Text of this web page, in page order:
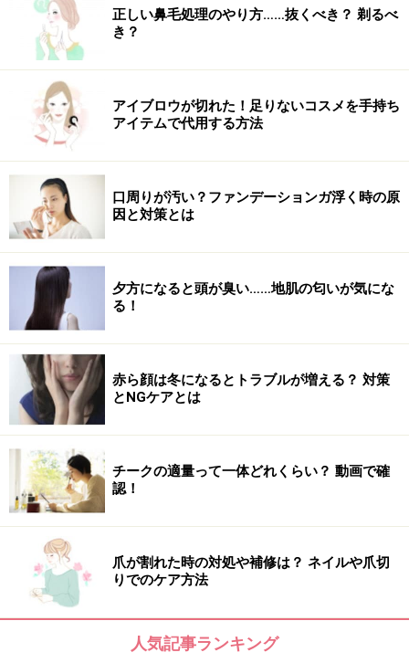
正しい鼻毛処理のやり方……抜くべき？ 剃るべ
き？
アイブロウが切れた！足りないコスメを手持ち
アイテムで代用する方法
口周りが汚い？ファンデーションガ浮く時の原
因と対策とは
夕方になると頭が臭い……地肌の匂いが気にな
る！
赤ら顔は冬になるとトラブルが増える？ 対策
とNGケアとは
チークの適量って一体どれくらい？ 動画で確
認！
爪が割れた時の対処や補修は？ ネイルや爪切
りでのケア方法
人気記事ランキング